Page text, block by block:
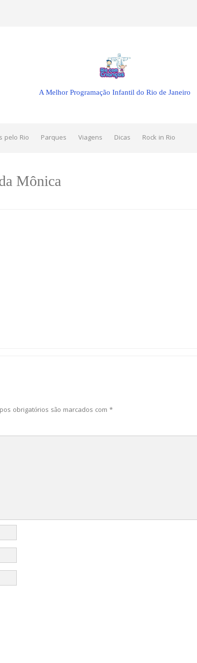
A Melhor Programação Infantil do Rio de Janeiro
pelo Rio Parques Viagens Dicas Rock in Rio
Mônica
obrigatórios são marcados com *